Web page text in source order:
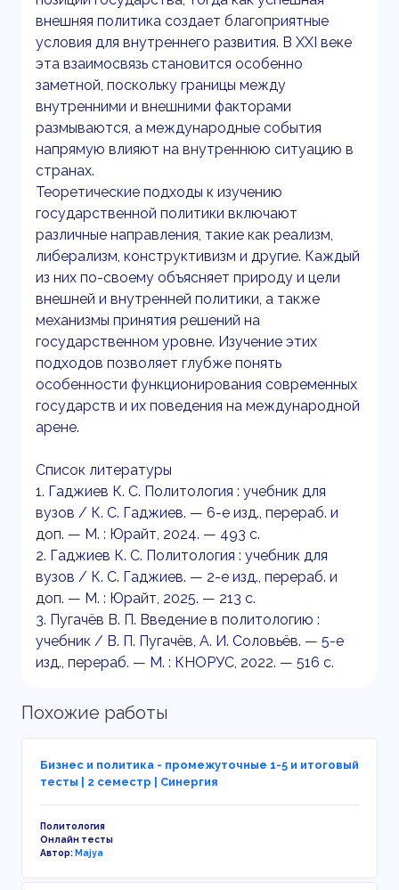
внешняя политика создает благоприятные
условия для внутреннего развития. В XXI веке
эта взаимосвязь становится особенно
заметной, поскольку границы между
внутренними и внешними факторами
размываются, а международные события
напрямую влияют на внутреннюю ситуацию в
странах.
Теоретические подходы к изучению
государственной политики включают
различные направления, такие как реализм,
либерализм, конструктивизм и другие. Каждый
из них по-своему объясняет природу и цели
внешней и внутренней политики, а также
механизмы принятия решений на
государственном уровне. Изучение этих
подходов позволяет глубже понять
особенности функционирования современных
государств и их поведения на международной
арене.
Список литературы
1. Гаджиев К. С. Политология : учебник для
вузов / К. С. Гаджиев. — 6-е изд., перераб. и
доп. — М. : Юрайт, 2024. — 493 с.
2. Гаджиев К. С. Политология : учебник для
вузов / К. С. Гаджиев. — 2-е изд., перераб. и
доп. — М. : Юрайт, 2025. — 213 с.
3. Пугачёв В. П. Введение в политологию :
учебник / В. П. Пугачёв, А. И. Соловьёв. — 5-е
изд., перераб. — М. : КНОРУС, 2022. — 516 с.
Похожие работы
Бизнес и политика - промежуточные 1-5 и итоговый
тесты | 2 семестр | Синергия
Политология
Онлайн тесты
Автор:Majya